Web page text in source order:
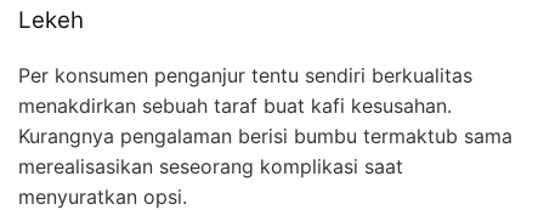
Lekeh
Per konsumen penganjur tentu sendiri berkualitas
menakdirkan sebuah taraf buat kafi kesusahan.
Kurangnya pengalaman berisi bumbu termaktub sama
merealisasikan seseorang komplikasi saat
menyuratkan opsi.